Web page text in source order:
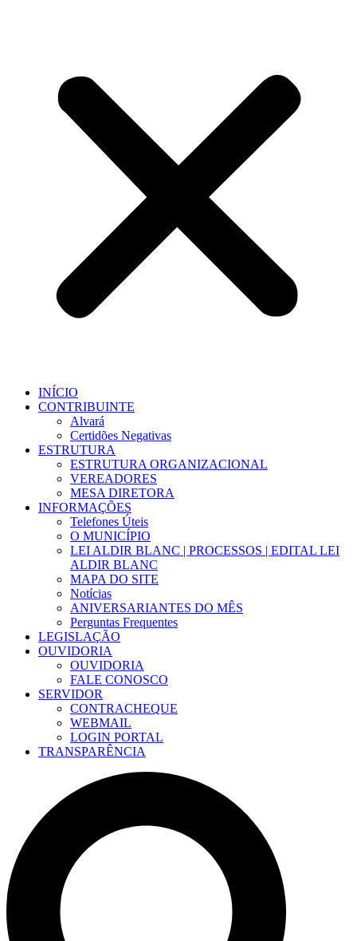
INÍCIO
CONTRIBUINTE
Alvará
Certidões Negativas
ESTRUTURA
ESTRUTURA ORGANIZACIONAL
VEREADORES
MESA DIRETORA
INFORMAÇÕES
Telefones Úteis
O MUNICÍPIO
LEI ALDIR BLANC | PROCESSOS | EDITAL LEI
ALDIR BLANC
MAPA DO SITE
Notícias
ANIVERSARIANTES DO MÊS
Perguntas Frequentes
LEGISLAÇÃO
OUVIDORIA
OUVIDORIA
FALE CONOSCO
SERVIDOR
CONTRACHEQUE
WEBMAIL
LOGIN PORTAL
TRANSPARÊNCIA